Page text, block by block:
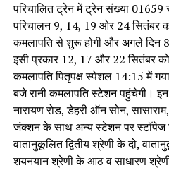
परिचालित ट्रेन में ट्रेन संख्या 01659
परिचालन 9, 14, 19 ओर 24 सितंबर
कमलापति से शुरू होगी और अगले दिन
इसी प्रकार 12, 17 और 22 सितंबर
कमलापति पितृपक्ष स्पेशल 14:15 में
बजे रानी कमलापति स्टेशन पहुंचेगी।
नारायण रोड, डेहरी ऑन सोन,
जंक्शन के साथ अन्य स्टेशन पर स्टॉपेज
वातानुकूलित द्वितीय श्रेणी के दो,
शयनयान श्रेणी के आठ व साधारण